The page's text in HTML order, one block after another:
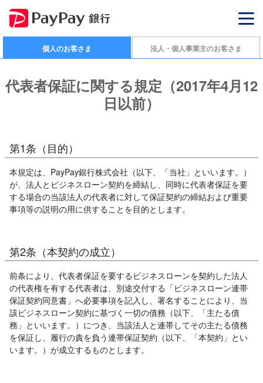
個人のお客さま 法人・個人事業主のお客さま
代表者保証に関する規定（2017年4月12
日以前）
第1条（目的）
本規定は、PayPay銀行株式会社（以下、「当社」といいます。）
が、法人とビジネスローン契約を締結し、同時に代表者保証を要
する場合の当該法人の代表者に対して保証契約の締結および重要
事項等の説明の用に供することを目的とします。
第2条（本契約の成立）
前条により、代表者保証を要するビジネスローンを契約した法人
の代表権を有する代表者は、別途交付する「ビジネスローン連帯
保証契約同意書」へ必要事項を記入し、署名することにより、当
該ビジネスローン契約に基づく一切の債務（以下、「主たる債
務」といいます。）につき、当該法人と連帯してその主たる債務
を保証し、履行の責を負う連帯保証契約（以下、「本契約」とい
います。）が成立するものとします。